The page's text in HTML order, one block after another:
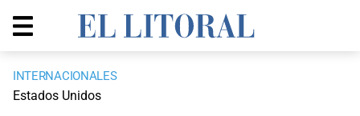
INTERNACIONALES
Estados Unidos